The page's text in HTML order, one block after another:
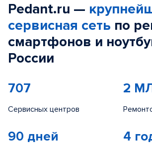
Pedant.ru —
сервисная сеть по
смартфонов и
России
707
Сервисных центров
2
90 дней 4